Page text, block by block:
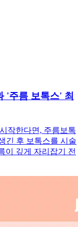
'주름 보톡스' 최
작한다면, 주름보톡
긴 후 보톡스를 시술
이 깊게 자리잡기 전